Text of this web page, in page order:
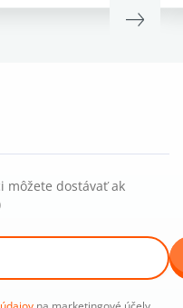
môžete dostávať ak